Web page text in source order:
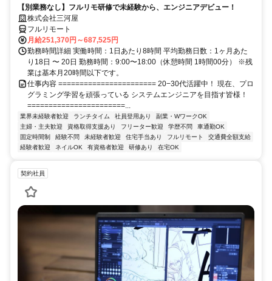
【別業務なし】フルリモ研修で未経験から、エンジニアデビュー！
株式会社三河屋
フルリモート
月給251,370円～687,525円
勤務時間詳細 実働時間：1日あたり8時間 平均勤務日数：1ヶ月あた
り18日 〜 20日 勤務時間：9:00〜18:00（休憩時間 1時間00分） ※残
業は基本月20時間以下です。
仕事内容 ======================= 20−30代活躍中！ 現在、プロ
グラミング学習を頑張っている システムエンジニアを目指す皆様！
=======================...
業界未経験者歓迎 ランチタイム 社員登用あり
副業・WワークOK
主婦・主夫歓迎
資格取得支援あり フリーター歓迎 学歴不問
車通勤OK
固定時間制
経験不問 未経験者歓迎 住宅手当あり フルリモート
交通費全額支給
経験者歓迎
ネイルOK 有資格者歓迎 研修あり 在宅OK
契約社員